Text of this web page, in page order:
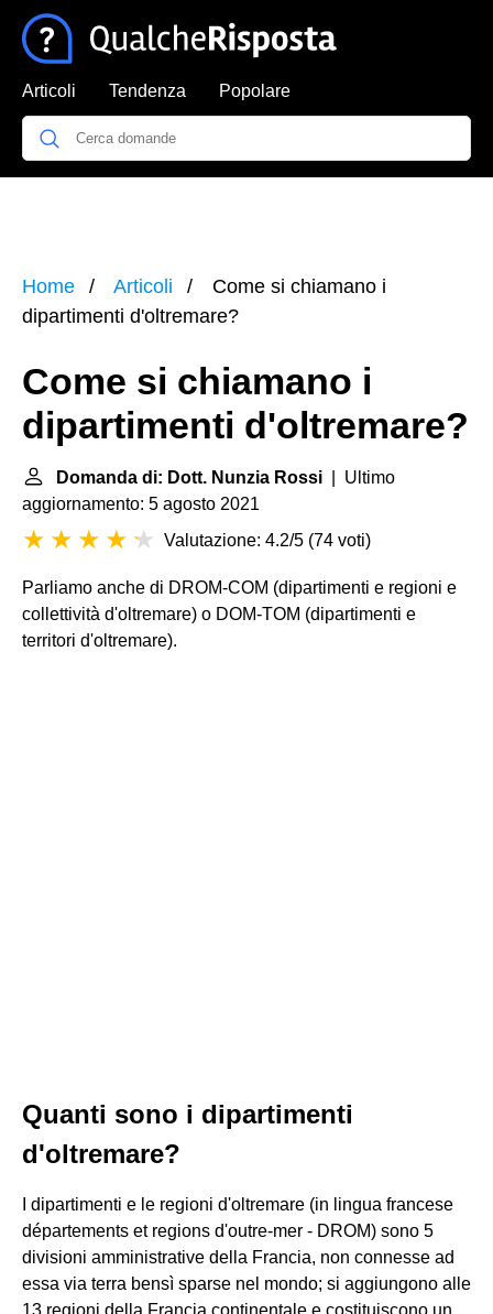
Articoli Tendenza Popolare
Home Articoli
Come si chiamano i
dipartimenti d'oltremare?
Come si chiamano i
dipartimenti d'oltremare?
Domanda di: Dott. Nunzia Rossi | Ultimo
aggiornamento: 5 agosto 2021
Valutazione: 4.2/5 (74 voti)
Parliamo anche di DROM-COM (dipartimenti e regioni e
collettività d'oltremare) o DOM-TOM (dipartimenti e
territori d'oltremare).
Quanti sono i dipartimenti
d'oltremare?
I dipartimenti e le regioni d'oltremare (in lingua francese
départements et regions d'outre-mer - DROM) sono 5
divisioni amministrative della Francia, non connesse ad
essa via terra bensì sparse nel mondo; si aggiungono alle
13 regioni della Francia continentale e costituiscono un